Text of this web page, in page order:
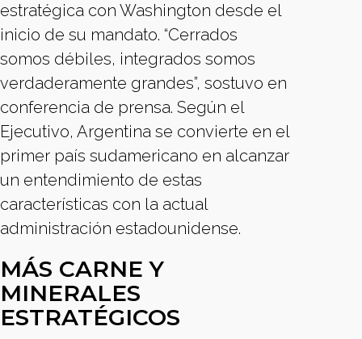
estratégica con Washington desde el
inicio de su mandato. “Cerrados
somos débiles, integrados somos
verdaderamente grandes”, sostuvo en
conferencia de prensa. Según el
Ejecutivo, Argentina se convierte en el
primer país sudamericano en alcanzar
un entendimiento de estas
características con la actual
administración estadounidense.
MÁS CARNE Y
MINERALES
ESTRATÉGICOS